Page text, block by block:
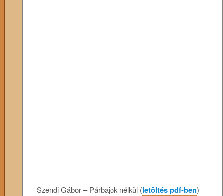
Szendi Gábor – Párbajok nélkül (letöltés pdf-ben)